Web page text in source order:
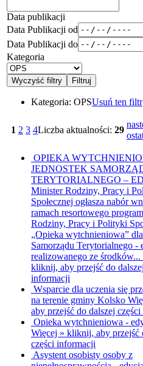
Data publikacji
Data Publikacji od
Data Publikacji do
Kategoria
Kategoria: OPSUsuń ten filtr
1 2 3 4Liczba aktualności: 29
OPIEKA
JEDNOSTEK
TERYTORIALNEGO –
Minister Rodziny, Pracy i
Społecznej ogłasza nabór
ramach resortowego
Rodziny, Pracy i Polityki
„Opieka wytchnieniowa”
Samorządu Terytorialnego -
realizowanego ze środków...
kliknij, aby przejść do
informacji
Wsparcie dla uczenia się
na terenie gminy Kolsko
aby przejść do dalszej
Opieka wytchnieniowa -
Więcej » kliknij, aby przejść
części informacji
Asystent osobisty osoby z